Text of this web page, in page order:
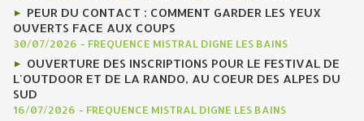
PEUR DU CONTACT : COMMENT GARDER LES YEUX
OUVERTS FACE AUX COUPS
30/07/2026 - FREQUENCE MISTRAL DIGNE LES BAINS
OUVERTURE DES INSCRIPTIONS POUR LE FESTIVAL DE
L'OUTDOOR ET DE LA RANDO, AU COEUR DES ALPES DU
SUD
16/07/2026 - FREQUENCE MISTRAL DIGNE LES BAINS